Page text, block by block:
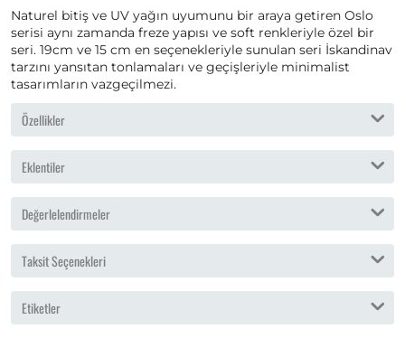
Naturel bitiş ve UV yağın uyumunu bir araya getiren Oslo
serisi aynı zamanda freze yapısı ve soft renkleriyle özel bir
seri. 19cm ve 15 cm en seçenekleriyle sunulan seri İskandinav
tarzını yansıtan tonlamaları ve geçişleriyle minimalist
tasarımların vazgeçilmezi.
Özellikler
Eklentiler
Değerlelendirmeler
Taksit Seçenekleri
Etiketler